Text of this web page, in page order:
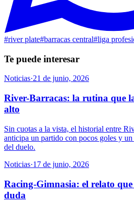
#river plate#barracas central#liga
Te puede interesar
Noticias·21 de junio, 2026
River-Barracas: la rutina que
alto
Sin cuotas a la vista, el historial entre
anticipa un partido con pocos goles y
del duelo.
Noticias·17 de junio, 2026
Racing-Gimnasia: el relato
duda